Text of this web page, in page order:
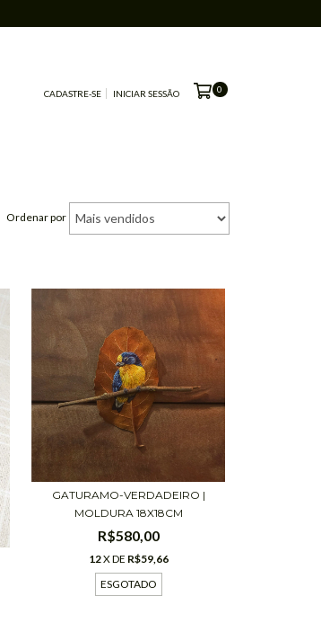
CADASTRE-SE INICIAR SESSÃO 0
Ordenar por
GATURAMO-VERDADEIRO |
MOLDURA 18X18CM
R$580,00
12X DE R$59,66
ESGOTADO